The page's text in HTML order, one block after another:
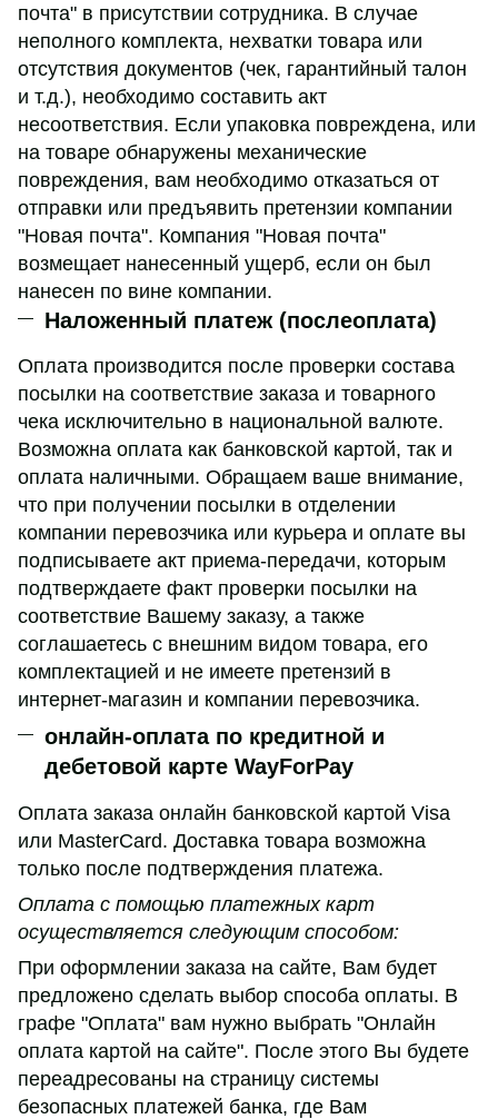
почта" в присутствии сотрудника. В случае
неполного комплекта, нехватки товара или
отсутствия документов (чек, гарантийный талон
и т.д.), необходимо составить акт
несоответствия. Если упаковка повреждена, или
на товаре обнаружены механические
повреждения, вам необходимо отказаться от
отправки или предъявить претензии компании
"Новая почта". Компания "Новая почта"
возмещает нанесенный ущерб, если он был
нанесен по вине компании.
Наложенный платеж (послеоплата)
Оплата производится после проверки состава
посылки на соответствие заказа и товарного
чека исключительно в национальной валюте.
Возможна оплата как банковской картой, так и
оплата наличными. Обращаем ваше внимание,
что при получении посылки в отделении
компании перевозчика или курьера и оплате вы
подписываете акт приема-передачи, которым
подтверждаете факт проверки посылки на
соответствие Вашему заказу, а также
соглашаетесь с внешним видом товара, его
комплектацией и не имеете претензий в
интернет-магазин и компании перевозчика.
онлайн-оплата по кредитной и
дебетовой карте WayForPay
Оплата заказа онлайн банковской картой Visa
или MasterCard. Доставка товара возможна
только после подтверждения платежа.
Оплата с помощью платежных карт
осуществляется следующим способом:
При оформлении заказа на сайте, Вам будет
предложено сделать выбор способа оплаты. В
графе "Оплата" вам нужно выбрать "Онлайн
оплата картой на сайте". После этого Вы будете
переадресованы на страницу системы
безопасных платежей банка, где Вам